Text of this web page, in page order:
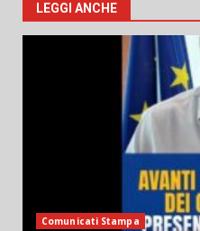
LEGGI ANCHE
Comunicati Stampa